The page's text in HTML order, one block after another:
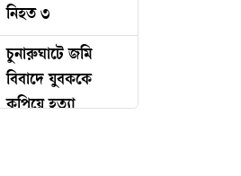
নিহত ৩
চুনারুঘাটে জমি
বিবাদে যুবককে
কুপিয়ে হত্যা